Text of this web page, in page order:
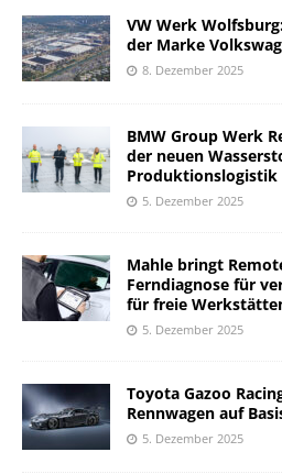
VW Werk
der Marke
8. Dezember 2025
BMW Group Werk
der neuen
Produktionslogistik
5. Dezember 2025
Mahle bringt
Ferndiagnose für
für freie
5. Dezember 2025
Toyota Gazoo
Rennwagen auf
5. Dezember 2025